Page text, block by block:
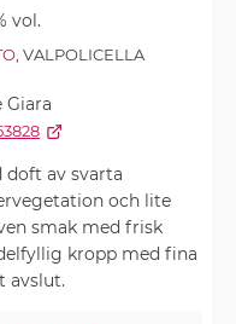
vol.
, VALPOLICELLA
Giara
doft av svarta
och lite
smak med frisk
kropp med fina
avslut.